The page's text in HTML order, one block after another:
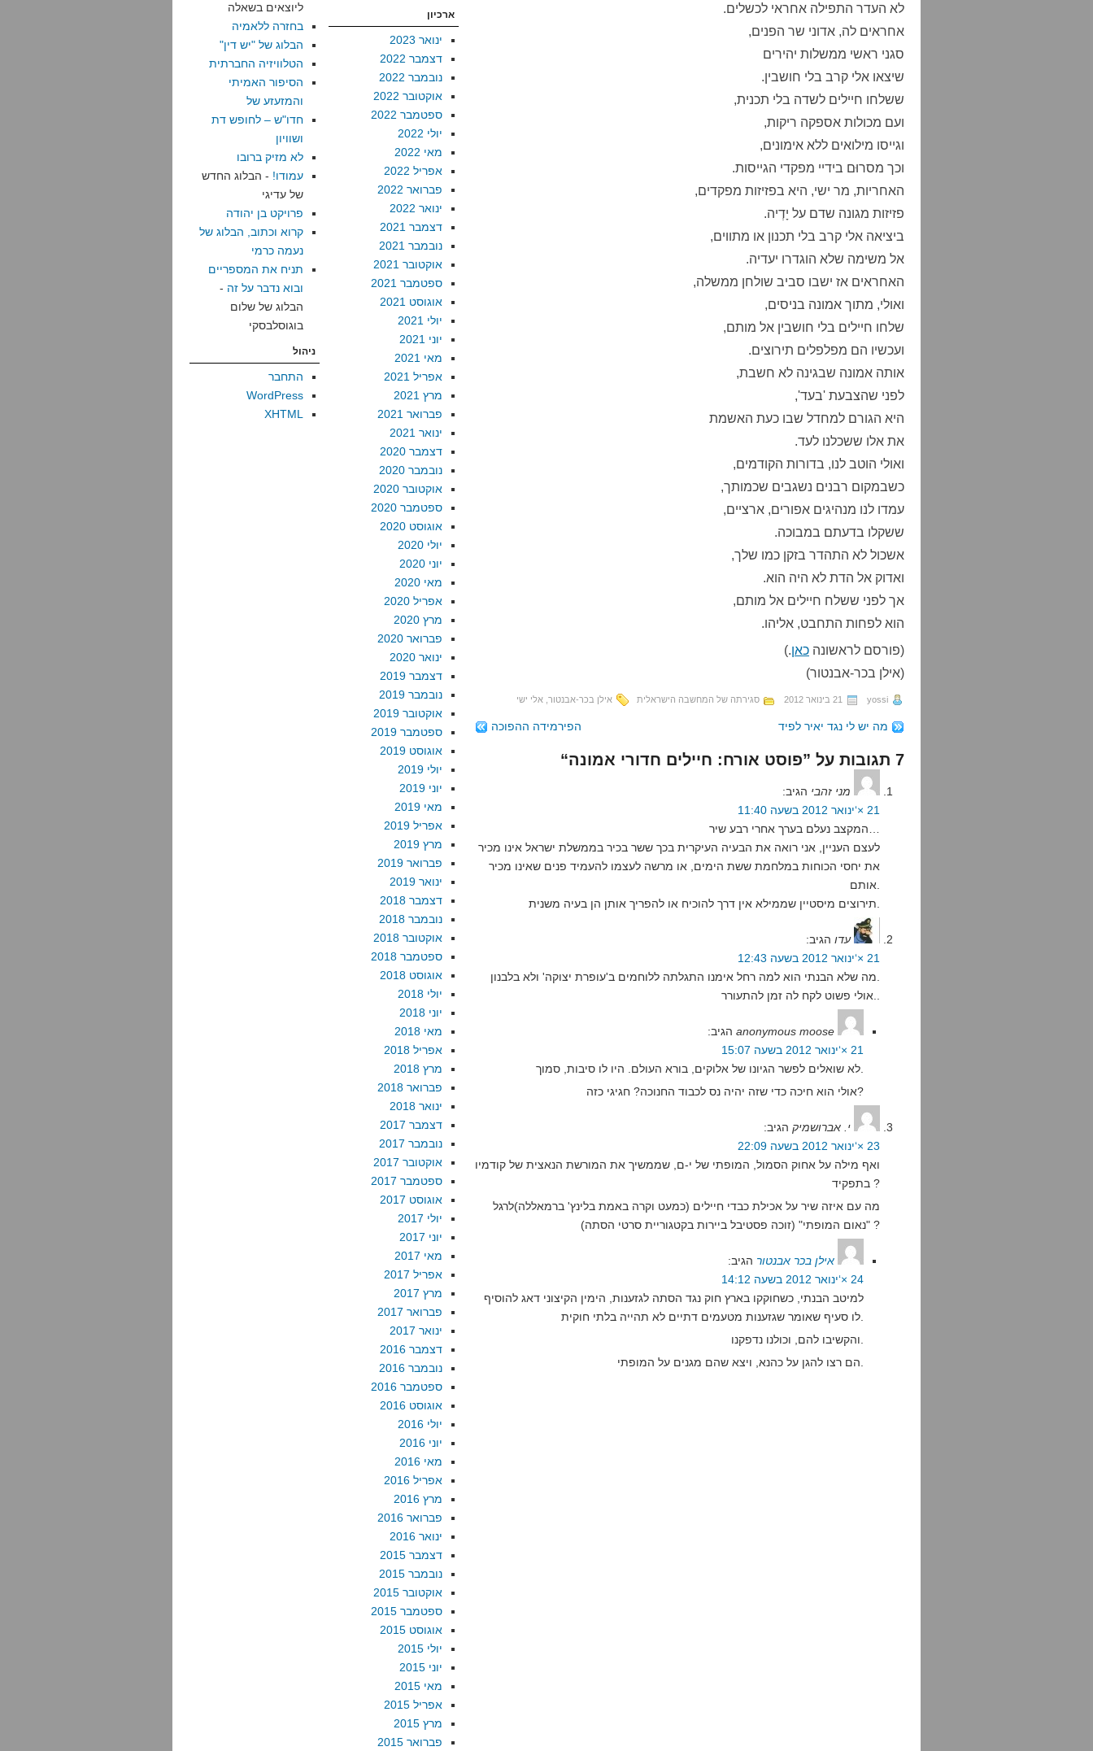
לא העדר התפילה אחראי לכשלים.
אחראים לה, אדוני שר הפנים,
סגני ראשי ממשלות יהירים
שיצאו אלי קרב בלי חושבין.
ששלחו חיילים לשדה בלי תכנית,
ועם מכולות אספקה ריקות,
וגייסו מילואים ללא אימונים,
וכך מסרוּם בידיי מפקדי הגייסות.
האחריות, מר ישי, היא בפזיזות מפקדים,
פזיזות מגונה שדם על יָדְיה.
ביציאה אלי קרב בלי תכנון או מתווים,
אל משימה שלא הוגדרו יעדיה.
האחראים אז ישבו סביב שולחן ממשלה,
ואולי, מתוך אמונה בניסים,
שלחו חיילים בלי חושבין אל מותם,
ועכשיו הם מפלפלים תירוצים.
אותה אמונה שבגינה לא חשבת,
לפני שהצבעת 'בעד',
היא הגורם למחדל שבו כעת האשמת
את אלו ששכלנו לעד.
ואולי הוטב לנו, בדורות הקודמים,
כשבמקום רבנים נשגבים שכמותך,
עמדו לנו מנהיגים אפורים, ארציים,
ששקלו בדעתם במבוכה.
אשכול לא התהדר בזקן כמו שלך,
ואדוק אל הדת לא היה הוא.
אך לפני ששלח חיילים אל מותם,
הוא לפחות התחבט, אליהו.
(פורסם לראשונה כאן.)
(אילן בכר-אבנטור)
yossi 21 בינואר 2012 סגירתה של המחשבה הישראלית אילן בכר-אבנטור אלי ישי
מה יש לי נגד יאיר לפיד הפירמידה ההפוכה
7 תגובות על ”פוסט אורח: חיילים חדורי אמונה“
מני זהבי הגיב:
21 ×‘ינואר 2012 בשעה 11:40
לעצם העניין, אני רואה את הבעיה העיקרית בכך ששר בכיר בממשלת ישראל אינו מכיר
את יחסי הכוחות במלחמת ששת הימים, או מרשה לעצמו להעמיד פנים שאינו מכיר
עדו הגיב:
21 ×‘ינואר 2012 בשעה 12:43
anonymous moose הגיב:
21 ×‘ינואר 2012 בשעה 15:07
אולי הוא חיכה כדי שזה יהיה נס לכבוד החנוכה? חגיגי כזה?
י. אברושמיק הגיב:
23 ×‘ינואר 2012 בשעה 22:09
ואף מילה על אחוק הסמול, המופתי של י-ם, שממשיך את המורשת הנאצית של קודמיו
בתפקיד ?
מה עם איזה שיר על אכילת כבדי חיילים (כמעט וקרה באמת בלינץ' ברמאללה)לרגל
"נאום המופתי" (זוכה פסטיבל ביירות בקטגוריית סרטי הסתה) ?
אילן בכר אבנטור הגיב:
24 ×‘ינואר 2012 בשעה 14:12
למיטב הבנתי, כשחוקקו בארץ חוק נגד הסתה לגזענות, הימין הקיצוני דאג להוסיף
ארכיון
ינואר 2023
דצמבר 2022
נובמבר 2022
אוקטובר 2022
ספטמבר 2022
יולי 2022
מאי 2022
אפריל 2022
פברואר 2022
ינואר 2022
דצמבר 2021
נובמבר 2021
אוקטובר 2021
ספטמבר 2021
אוגוסט 2021
יולי 2021
יוני 2021
מאי 2021
אפריל 2021
מרץ 2021
פברואר 2021
ינואר 2021
דצמבר 2020
נובמבר 2020
אוקטובר 2020
ספטמבר 2020
אוגוסט 2020
יולי 2020
יוני 2020
מאי 2020
אפריל 2020
מרץ 2020
פברואר 2020
ינואר 2020
דצמבר 2019
נובמבר 2019
אוקטובר 2019
ספטמבר 2019
אוגוסט 2019
יולי 2019
יוני 2019
מאי 2019
אפריל 2019
מרץ 2019
פברואר 2019
ינואר 2019
דצמבר 2018
נובמבר 2018
אוקטובר 2018
ספטמבר 2018
אוגוסט 2018
יולי 2018
יוני 2018
מאי 2018
אפריל 2018
מרץ 2018
פברואר 2018
ינואר 2018
דצמבר 2017
נובמבר 2017
אוקטובר 2017
ספטמבר 2017
אוגוסט 2017
יולי 2017
יוני 2017
מאי 2017
אפריל 2017
מרץ 2017
פברואר 2017
ינואר 2017
דצמבר 2016
נובמבר 2016
ספטמבר 2016
אוגוסט 2016
יולי 2016
יוני 2016
מאי 2016
אפריל 2016
מרץ 2016
פברואר 2016
ינואר 2016
דצמבר 2015
נובמבר 2015
אוקטובר 2015
ספטמבר 2015
אוגוסט 2015
יולי 2015
יוני 2015
מאי 2015
אפריל 2015
מרץ 2015
פברואר 2015
ליוצאים בשאלה
בחזרה ללאמיה
הבלוג של "יש דין"
הטלוויזיה החברתית
הסיפור האמיתי
והמזעזע של
חדו"ש – לחופש דת
ושוויון
לא מזיק ברובו
עמודו! - הבלוג החדש
של עדיגי
פרויקט בן יהודה
קרוא וכתוב, הבלוג של
נעמה כרמי
תניח את המספריים
ובוא נדבר על זה -
הבלוג של שלום
בוגוסלבסקי
ניהול
התחבר
WordPress
XHTML